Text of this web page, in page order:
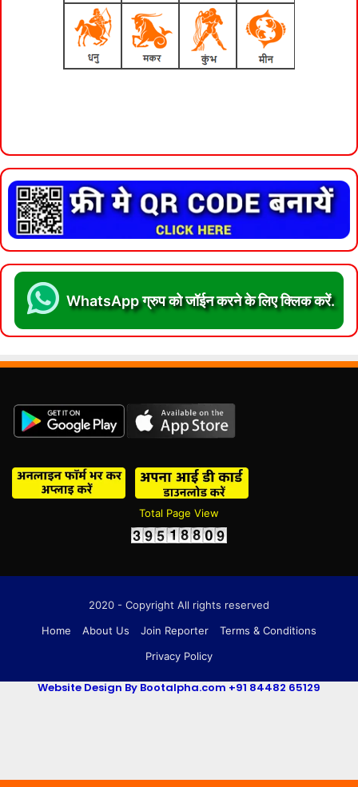
WhatsApp ग्रुप को जॉईन करने के लिए क्लिक करें.
Total Page View
2020 - Copyright All rights reserved
Home
About Us Join Reporter
Terms & Conditions
Privacy Policy
Website Design By Bootalpha.com +91 84482 65129